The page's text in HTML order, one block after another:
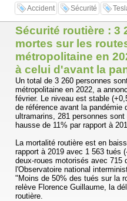
Accident Sécurité
Sécurité routière : 3
mortes sur les
métropolitaine en
à celui d'avant la
Un total de 3 260 personnes
métropolitaine en 2022, a
février. Le niveau est stable
de référence avant la pandémie
ultramarins, 281 personnes
hausse de 11% par rapport à
La mortalité routière est en
rapport à 2019 avec 1 563 tués
deux-roues motorisés avec 715
l'Observatoire national
"Moins de 50% des tués sur la
relève Florence Guillaume, la
routière.